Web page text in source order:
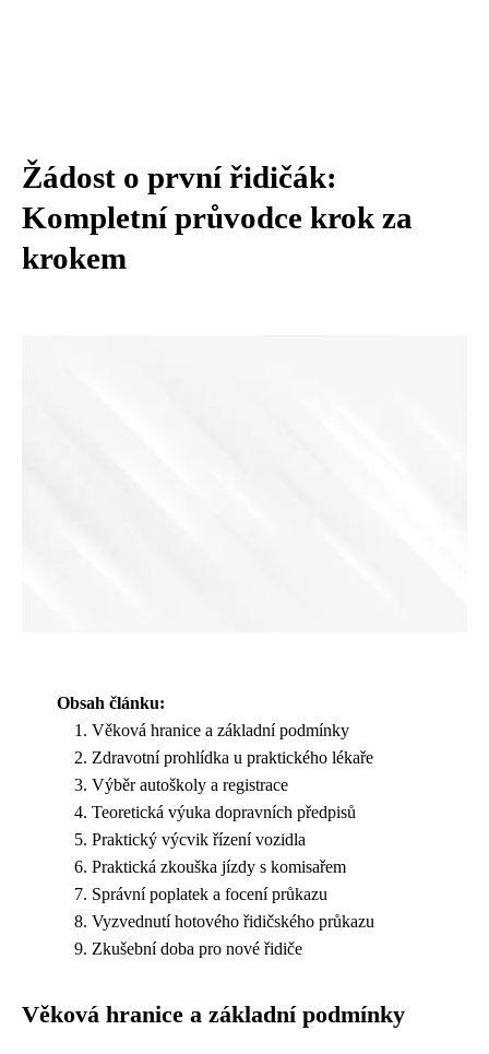
Žádost o první řidičák:
Kompletní průvodce krok za
krokem
Obsah článku:
Věková hranice a základní podmínky
Zdravotní prohlídka u praktického lékaře
Výběr autoškoly a registrace
Teoretická výuka dopravních předpisů
Praktický výcvik řízení vozidla
Praktická zkouška jízdy s komisařem
Správní poplatek a focení průkazu
Vyzvednutí hotového řidičského průkazu
Zkušební doba pro nové řidiče
Věková hranice a základní podmínky